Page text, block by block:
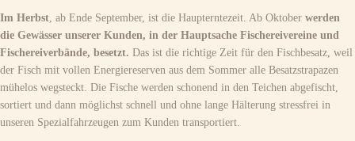
Im Herbst, ab Ende September, ist die Haupterntezeit. Ab Oktober werden
die Gewässer unserer Kunden, in der Hauptsache Fischereivereine und
Fischereiverbände, besetzt. Das ist die richtige Zeit für den Fischbesatz, weil
der Fisch mit vollen Energiereserven aus dem Sommer alle Besatzstrapazen
mühelos wegsteckt. Die Fische werden schonend in den Teichen abgefischt,
sortiert und dann möglichst schnell und ohne lange Hälterung stressfrei in
unseren Spezialfahrzeugen zum Kunden transportiert.